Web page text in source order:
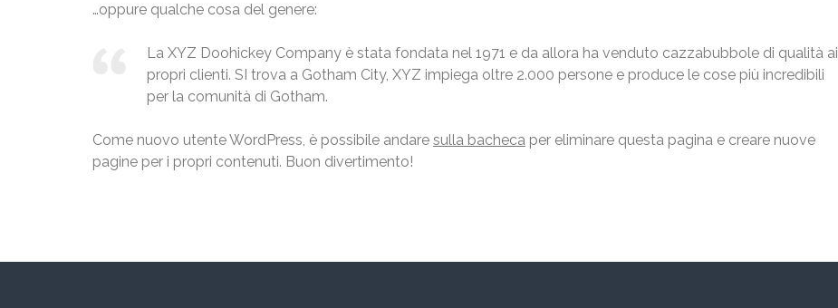
…oppure qualche cosa del genere:
La XYZ Doohickey Company è stata fondata nel 1971 e da allora ha venduto cazzabubbole di qualità ai
propri clienti. SI trova a Gotham City, XYZ impiega oltre 2.000 persone e produce le cose più incredibili
per la comunità di Gotham.
Come nuovo utente WordPress, è possibile andare sulla bacheca per eliminare questa pagina e creare nuove
pagine per i propri contenuti. Buon divertimento!